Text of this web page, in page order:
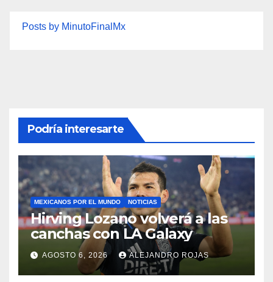
Posts by MinutoFinalMx
Podría interesarte
MEXICANOS POR EL MUNDO NOTICIAS
Hirving Lozano volverá a las
canchas con LA Galaxy
AGOSTO 6, 2026 ALEJANDRO ROJAS